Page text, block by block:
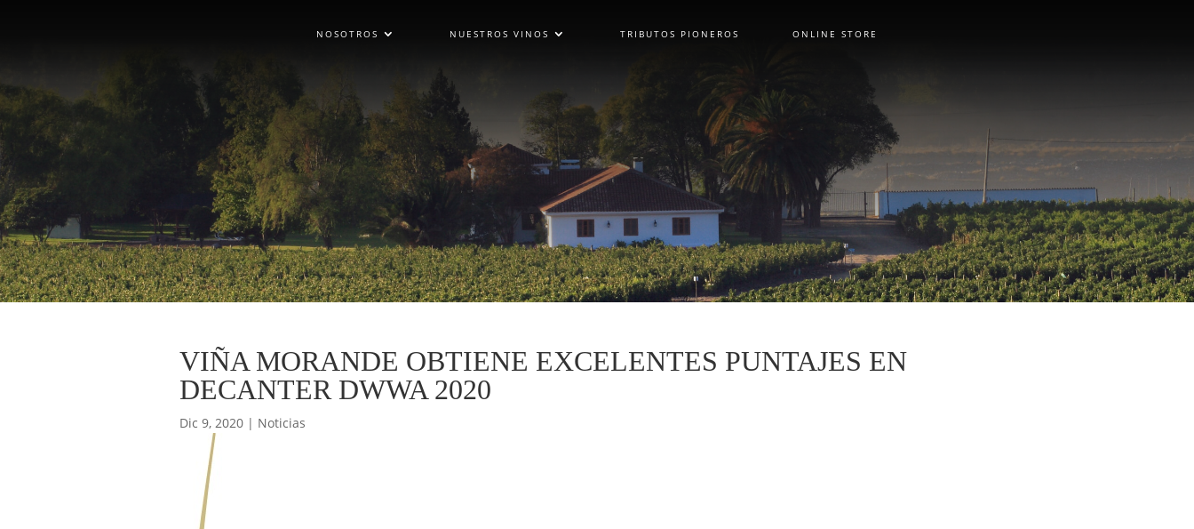
NOSOTROS NUESTROS VINOS TRIBUTOS PIONEROS ONLINE STORE
VIÑA MORANDE OBTIENE EXCELENTES PUNTAJES EN
DECANTER DWWA 2020
Dic 9, 2020| Noticias